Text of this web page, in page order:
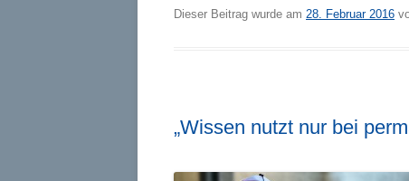
Dieser Beitrag wurde am 28. Februar 2016
„Wissen nutzt nur bei